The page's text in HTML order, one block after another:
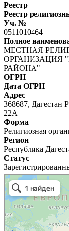
Реестр
Реестр
Уч. №
0511010464
Полное
МЕСТНАЯ
ОРГАНИЗАЦИЯ
РАЙОНА"
ОГРН
Дата ОГРН
Адрес
368687, Дагестан
22А
Форма
Религиозная
Регион
Республика
Статус